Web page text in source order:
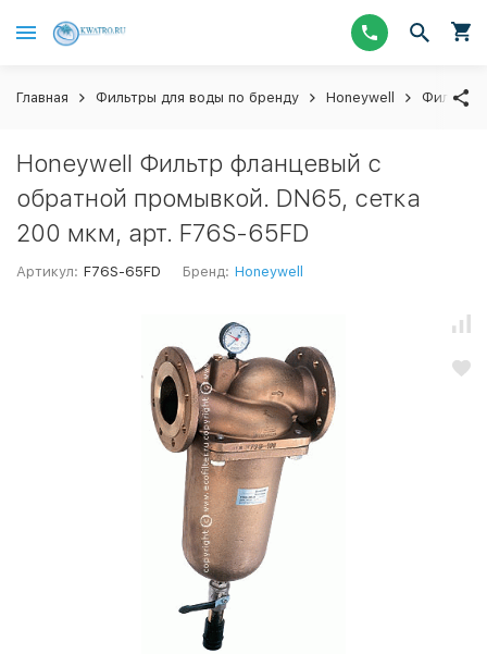
Главная Фильтры для воды по бренду Honeywell Фильтры
Honeywell Фильтр фланцевый с
обратной промывкой. DN65, сетка
200 мкм, арт. F76S-65FD
Артикул: F76S-65FD Бренд: Honeywell